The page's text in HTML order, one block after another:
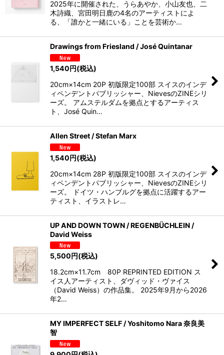
2025年に開催された、うらあやか、小山友也、二
木詩織、宮田明日鹿の4名のアーティストによ
る、「誰かと一緒にいる」ことを芸術か…
Drawings from Friesland / José Quintanar
1,540円(税込)
20cm×14cm 20P 初版限定100部 スイスのインデ
ィペンデントパブリッシャー、NievesのZINEシリ
ーズ。 アムステルダムを拠点とするアーティス
ト、José Quin…
Allen Street / Stefan Marx
1,540円(税込)
20cm×14cm 28P 初版限定100部 スイスのインデ
ィペンデントパブリッシャー、NievesのZINEシリ
ーズ。 ドイツ・ハンブルグを拠点に活躍するアー
ティスト、イラストレ…
UP AND DOWN TOWN / REGENBÜCHLEIN /
David Weiss
5,500円(税込)
18.2cm×11.7cm 80P REPRINTED EDITION ス
イス人アーティスト、ダヴィッド・ヴァイス
（David Weiss）の作品集。 2025年9月から2026
年2…
MY IMPERFECT SELF / Yoshitomo Nara 奈良美
智